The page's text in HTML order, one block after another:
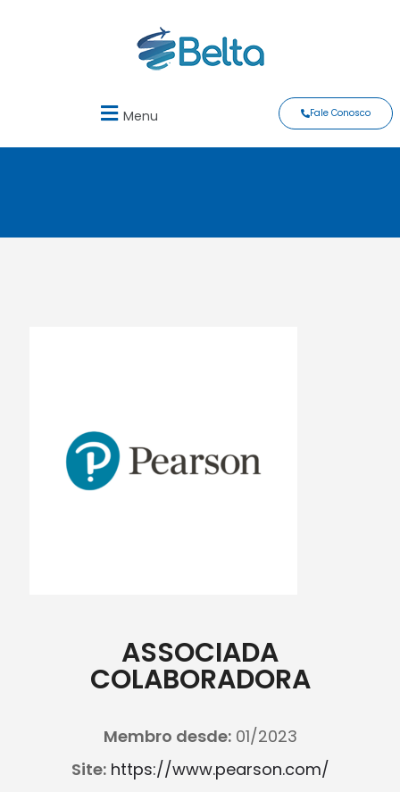
Menu Fale Conosco
ASSOCIADA
COLABORADORA
Membro desde:01/2023
Site: https://www.pearson.com/